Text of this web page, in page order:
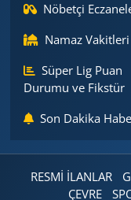
Nöbetçi
Namaz Vakitleri
Süper Lig Puan
Durumu ve Fikstür
Son Dakika
RESMİ İLANLAR
ÇEVRE